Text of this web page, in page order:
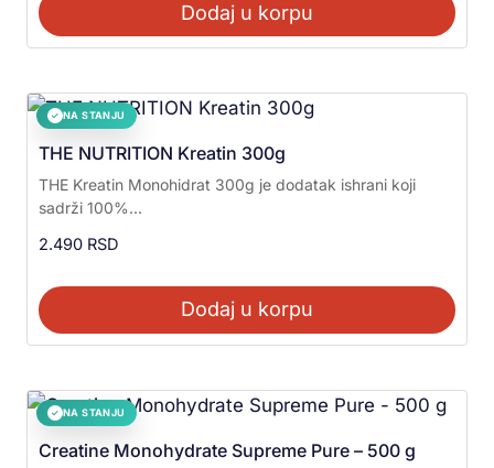
Dodaj u korpu
✓ NA STANJU
THE NUTRITION Kreatin 300g
THE Kreatin Monohidrat 300g je dodatak ishrani koji
sadrži 100%...
2.490 RSD
Dodaj u korpu
✓ NA STANJU
Creatine Monohydrate Supreme Pure – 500 g